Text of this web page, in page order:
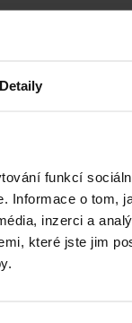
Detaily
funkcí
Informace o tom,
inzerci a
které jste jim